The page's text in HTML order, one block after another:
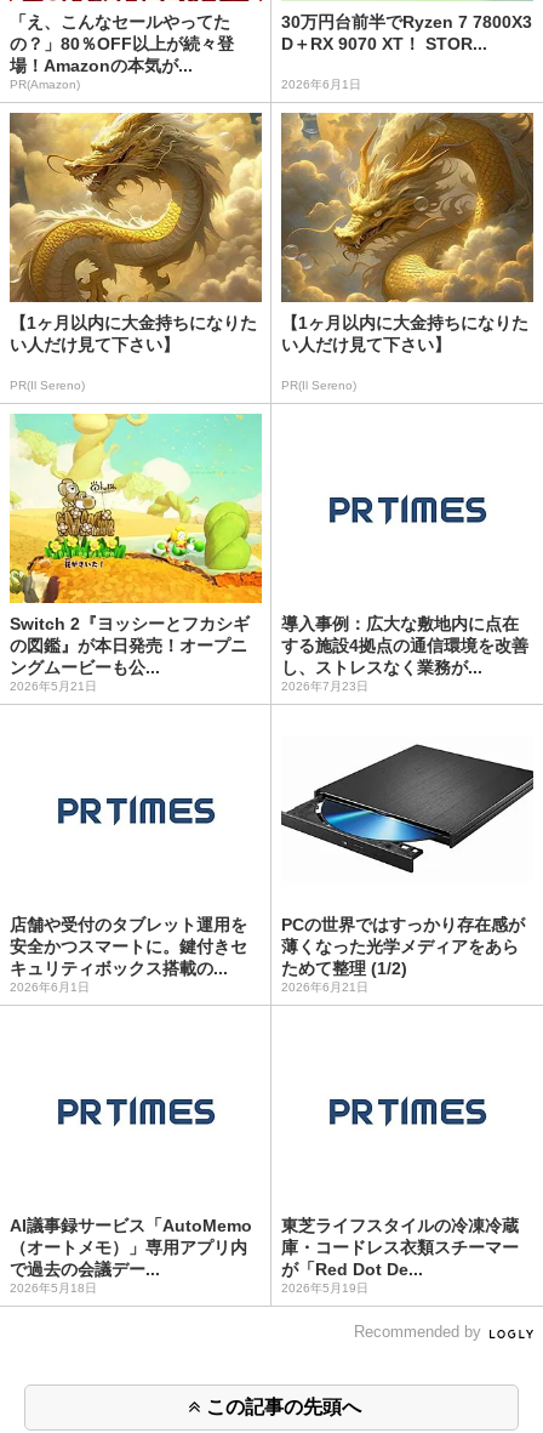
「え、こんなセールやってた
の？」80％OFF以上が続々登
場！Amazonの本気が...
PR(Amazon)
30万円台前半でRyzen 7 7800X3
D＋RX 9070 XT！ STOR...
2026年6月1日
【1ヶ月以内に大金持ちになりた
い人だけ見て下さい】
PR(Il Sereno)
【1ヶ月以内に大金持ちになりた
い人だけ見て下さい】
PR(Il Sereno)
Switch 2『ヨッシーとフカシギ
の図鑑』が本日発売！オープニ
ングムービーも公...
2026年5月21日
導入事例：広大な敷地内に点在
する施設4拠点の通信環境を改善
し、ストレスなく業務が...
2026年7月23日
店舗や受付のタブレット運用を
安全かつスマートに。鍵付きセ
キュリティボックス搭載の...
2026年6月1日
PCの世界ではすっかり存在感が
薄くなった光学メディアをあら
ためて整理 (1/2)
2026年6月21日
AI議事録サービス「AutoMemo
（オートメモ）」専用アプリ内
で過去の会議デー...
2026年5月18日
東芝ライフスタイルの冷凍冷蔵
庫・コードレス衣類スチーマー
が「Red Dot De...
2026年5月19日
Recommended by
この記事の先頭へ